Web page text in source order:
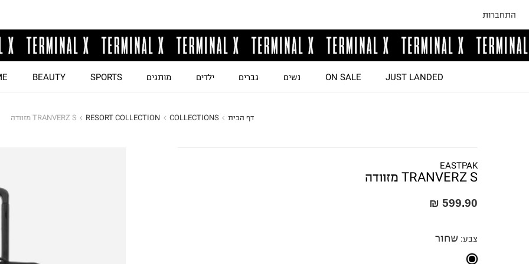
התחברות
JUST LANDED
ON SALE נשים גברים ילדים מותגים SPORTS
BEAUTY
דף הבית COLLECTIONS
RESORT COLLECTION TRANVERZ S מזוודה
EASTPAK
TRANVERZ S מזוודה
599.90 ₪
צבע: שחור